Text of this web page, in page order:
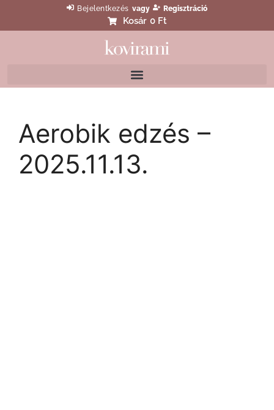
Bejelentkezés vagy Regisztráció
Kosár 0 Ft
Aerobik edzés –
2025.11.13.